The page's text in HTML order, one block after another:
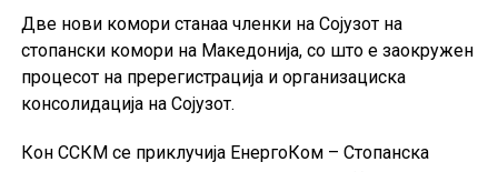
Две нови комори станаа членки на Сојузот на
стопански комори на Македонија, со што е заокружен
процесот на пререгистрација и организациска
консолидација на Сојузот.
Кон ССКМ се приклучија ЕнергоКом – Стопанска